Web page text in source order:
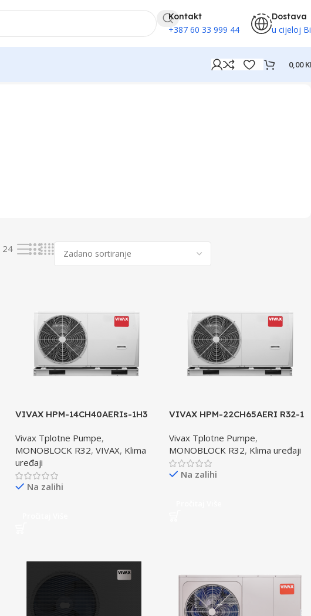
Kontakt
+387 60 33 999 44
Dostava
u cijeloj
0,00
24
VIVAX HPM-14CH40AERIs-1H3
Vivax Tplotne Pumpe,
MONOBLOCK R32,VIVAX, Klima
uređaji
Na zalihi
VIVAX HPM-22CH65AERI R32-1
Vivax Tplotne Pumpe,
MONOBLOCK R32, Klima uređaji
Na zalihi